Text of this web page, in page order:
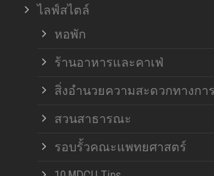
ไลฟ์สไตล์
หอพัก
ร้านอาหารและคาเฟ่
สิ่งอำนวยความสะดวกทางกา
สวนสาธารณะ
รอบรั้วคณะแพทยศาสตร์